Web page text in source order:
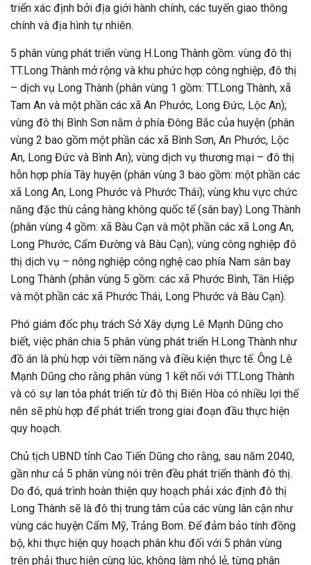
triển xác định bởi địa giới hành chính, các tuyến giao thông
chính và địa hình tự nhiên.
5 phân vùng phát triển vùng H.Long Thành gồm: vùng đô thị
TT.Long Thành mở rộng và khu phức hợp công nghiệp, đô thị
– dịch vụ Long Thành (phân vùng 1 gồm: TT.Long Thành, xã
Tam An và một phần các xã An Phước, Long Đức, Lộc An);
vùng đô thị Bình Sơn nằm ở phía Đông Bắc của huyện (phân
vùng 2 bao gồm một phần các xã Bình Sơn, An Phước, Lộc
An, Long Đức và Bình An); vùng dịch vụ thương mại – đô thị
hỗn hợp phía Tây huyện (phân vùng 3 bao gồm: một phần các
xã Long An, Long Phước và Phước Thái); vùng khu vực chức
năng đặc thù cảng hàng không quốc tế (sân bay) Long Thành
(phân vùng 4 gồm: xã Bàu Cạn và một phần các xã Long An,
Long Phước, Cẩm Đường và Bàu Cạn); vùng công nghiệp đô
thị dịch vụ – nông nghiệp công nghệ cao phía Nam sân bay
Long Thành (phân vùng 5 gồm: các xã Phước Bình, Tân Hiệp
và một phần các xã Phước Thái, Long Phước và Bàu Cạn).
Phó giám đốc phụ trách Sở Xây dựng Lê Mạnh Dũng cho
biết, việc phân chia 5 phân vùng phát triển H.Long Thành như
đồ án là phù hợp với tiềm năng và điều kiện thực tế. Ông Lê
Mạnh Dũng cho rằng phân vùng 1 kết nối với TT.Long Thành
và có sự lan tỏa phát triển từ đô thị Biên Hòa có nhiều lợi thế
nên sẽ phù hợp để phát triển trong giai đoạn đầu thực hiện
quy hoạch.
Chủ tịch UBND tỉnh Cao Tiến Dũng cho rằng, sau năm 2040,
gần như cả 5 phân vùng nói trên đều phát triển thành đô thị.
Do đó, quá trình hoàn thiện quy hoạch phải xác định đô thị
Long Thành sẽ là đô thị trung tâm của các vùng lân cận như
vùng các huyện Cẩm Mỹ, Trảng Bom. Để đảm bảo tính đồng
bộ, khi thực hiện quy hoạch phân khu đối với 5 phân vùng
trên phải thực hiện cùng lúc, không làm nhỏ lẻ, từng phân